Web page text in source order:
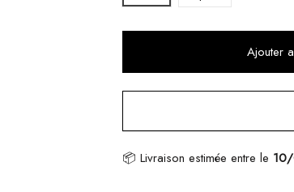
Ajouter
📦 Livraison estimée entre le